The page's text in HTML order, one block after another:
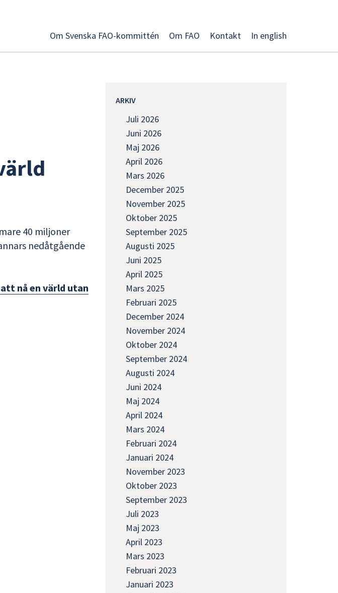
Om Svenska FAO-kommittén Om FAO Kontakt In english
40 miljoner
nedåtgående
nå en värld utan
ARKIV
Juli 2026
Juni 2026
Maj 2026
April 2026
Mars 2026
December 2025
November 2025
Oktober 2025
September 2025
Augusti 2025
Juni 2025
April 2025
Mars 2025
Februari 2025
December 2024
November 2024
Oktober 2024
September 2024
Augusti 2024
Juni 2024
Maj 2024
April 2024
Mars 2024
Februari 2024
Januari 2024
November 2023
Oktober 2023
September 2023
Juli 2023
Maj 2023
April 2023
Mars 2023
Februari 2023
Januari 2023